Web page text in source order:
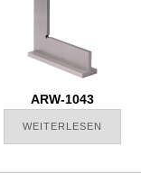
ARW-1043
WEITERLESEN